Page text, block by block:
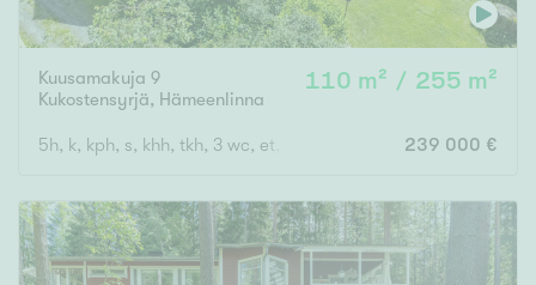
Kuusamakuja 9
Kukostensyrjä, Hämeenlinna
110 m² / 255 m²
5h, k, kph, s, khh, tkh, 3 wc, et, parv, vh, 2 var, kylmäkellari, at
239 000 €